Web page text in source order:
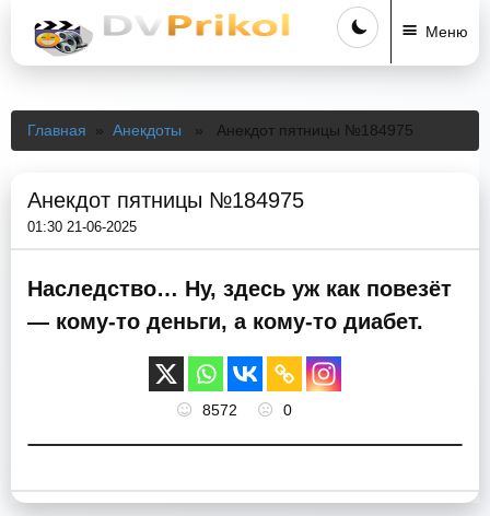
Меню
Главная » Анекдоты » Анекдот пятницы №184975
Анекдот пятницы №184975
01:30 21-06-2025
Наследство… Ну, здесь уж как повезёт
— кому-то деньги, а кому-то диабет.
8572 0